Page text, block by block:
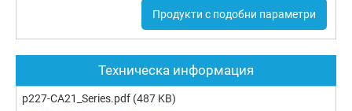
Продукти с подобни параметри
Техническа информация
p227-CA21_Series.pdf (487 KB)